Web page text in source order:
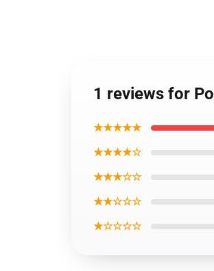
1 reviews for
★★★★★
★★★★☆
★★★☆☆
★★☆☆☆
★☆☆☆☆